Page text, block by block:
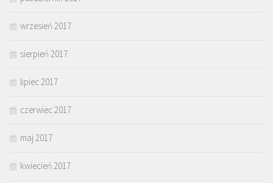
wrzesień 2017
sierpień 2017
lipiec 2017
czerwiec 2017
maj 2017
kwiecień 2017